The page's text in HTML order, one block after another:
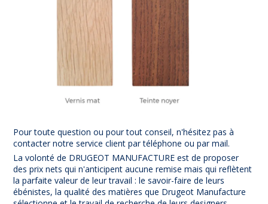
Pour toute question ou pour tout conseil, n'hésitez pas à
contacter notre service client par téléphone ou par mail.
La volonté de DRUGEOT MANUFACTURE est de proposer
des prix nets qui n'anticipent aucune remise mais qui reflètent
la parfaite valeur de leur travail : le savoir-faire de leurs
ébénistes, la qualité des matières que Drugeot Manufacture